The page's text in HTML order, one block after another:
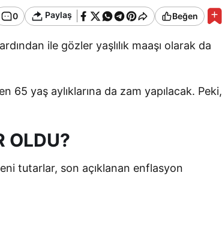
0 Paylaş Beğen
ile gözler yaşlılık maaşı olarak da
65 yaş aylıklarına da zam yapılacak. Peki,
OLDU?
tutarlar, son açıklanan enflasyon